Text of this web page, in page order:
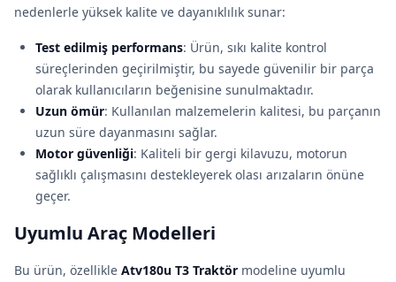
nedenlerle yüksek kalite ve dayanıklılık sunar:
Test edilmiş performans: Ürün, sıkı kalite kontrol
süreçlerinden geçirilmiştir, bu sayede güvenilir bir parça
olarak kullanıcıların beğenisine sunulmaktadır.
Uzun ömür: Kullanılan malzemelerin kalitesi, bu parçanın
uzun süre dayanmasını sağlar.
Motor güvenliği: Kaliteli bir gergi kilavuzu, motorun
sağlıklı çalışmasını destekleyerek olası arızaların önüne
geçer.
Uyumlu Araç Modelleri
Bu ürün, özellikle Atv180u T3 Traktör modeline uyumlu